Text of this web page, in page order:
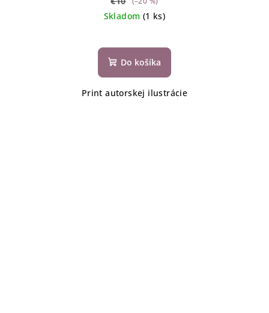
Skladom (1 ks)
Do košíka
Print autorskej ilustrácie